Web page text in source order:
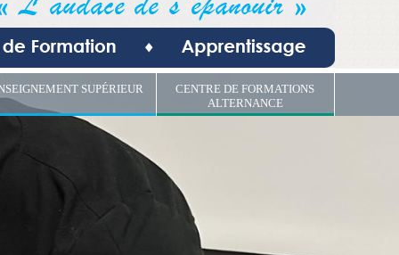
SUPÉRIEUR
CENTRE DE FORMATIONS
ALTERNANCE